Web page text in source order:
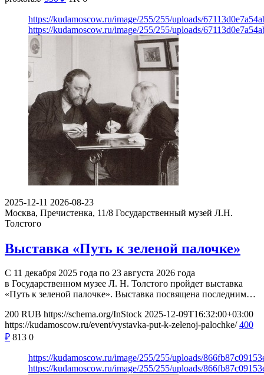
https://kudamoscow.ru/image/255/255/uploads/
https://kudamoscow.ru/image/255/255/uploads/
2025-12-11 2026-08-23
Москва, Пречистенка, 11/8 Государственный музей Л.Н.
Толстого
Выставка «Путь к зеленой палочке»
С 11 декабря 2025 года по 23 августа 2026 года
в Государственном музее Л. Н. Толстого пройдет выставка
«Путь к зеленой палочке». Выставка посвящена последним…
200 RUB https://schema.org/InStock 2025-12-09T16:32:00+03:00
https://kudamoscow.ru/event/vystavka-put-k-zelenoj-palochke/ 400
₽ 813 0
https://kudamoscow.ru/image/255/255/uploads/
https://kudamoscow.ru/image/255/255/uploads/